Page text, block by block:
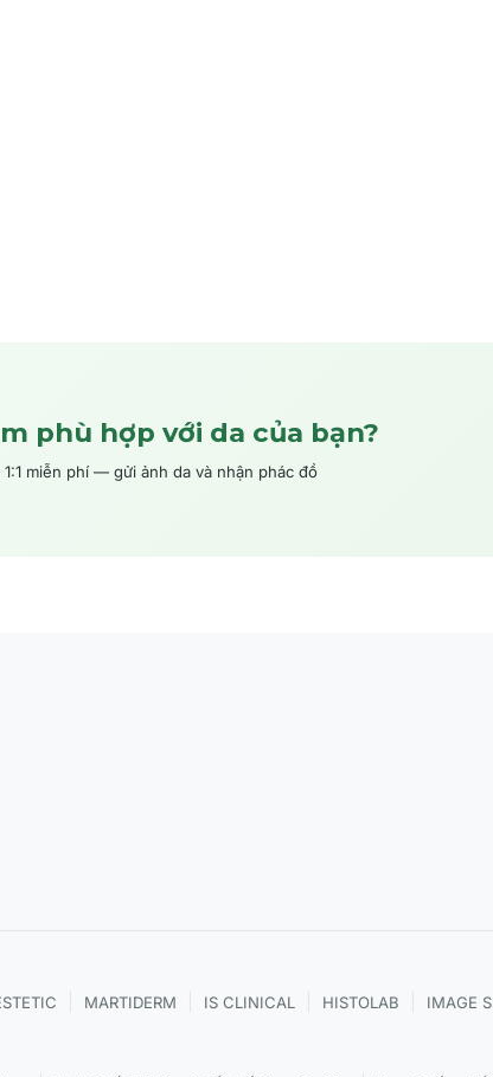
phù hợp với da của bạn?
miễn phí — gửi ảnh da và nhận phác đồ
MARTIDERM IS CLINICAL HISTOLAB IMAGE